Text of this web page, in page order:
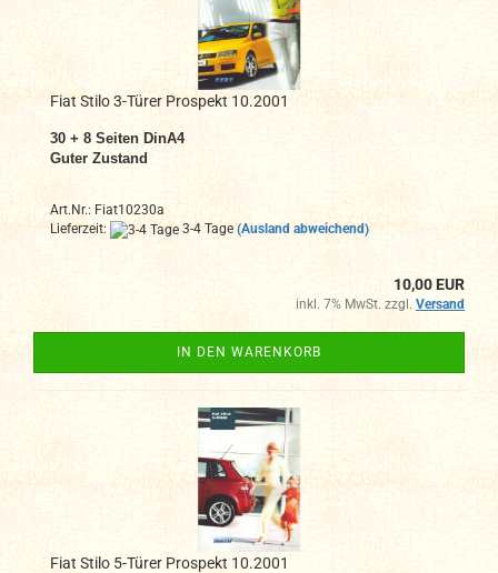
Fiat Stilo 3-Türer Prospekt 10.2001
30 + 8 Seiten DinA4
Guter Zustand
Art.Nr.: Fiat10230a
Lieferzeit:
3-4 Tage (Ausland abweichend)
10,00 EUR
inkl. 7% MwSt. zzgl. Versand
IN DEN WARENKORB
Fiat Stilo 5-Türer Prospekt 10.2001